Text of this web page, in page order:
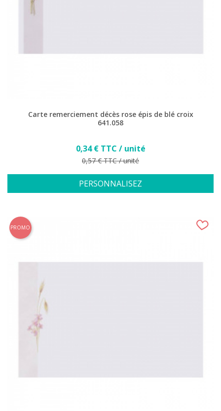
Carte remerciement décès rose épis de blé croix
641.058
Prix
0,34 € TTC / unité
Prix de base
0,57 € TTC / unité
PERSONNALISEZ
PROMO